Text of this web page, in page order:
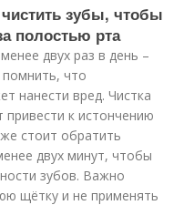
зубы, чтобы
полостью рта
двух раз в день –
что
нанести вред. Чистка
к истончению
стоит обратить
двух минут, чтобы
зубов. Важно
щётку и не применять